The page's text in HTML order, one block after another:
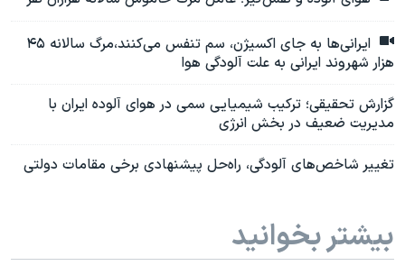
ایرانی‌ها به جای اکسیژن، سم تنفس می‌کنند،‌مرگ سالانه ۴۵
هزار شهروند ایرانی به علت آلودگی هوا
گزارش تحقیقی؛ ترکیب شیمیایی سمی در هوای آلوده ایران با
مدیریت ضعیف در بخش انرژی
تغییر شاخص‌های آلودگی، راه‌حل پیشنهادی برخی مقامات دولتی
بیشتر بخوانید